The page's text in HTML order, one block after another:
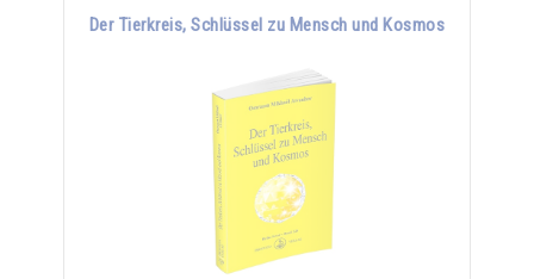
Der Tierkreis, Schlüssel zu Mensch und Kosmos